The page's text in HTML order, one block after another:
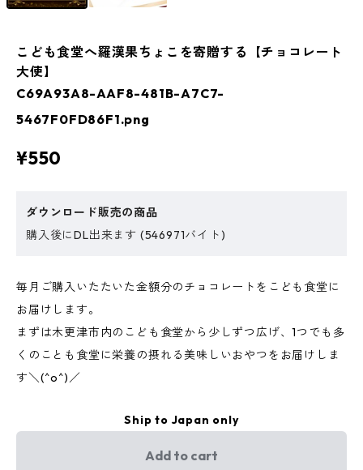
こども食堂へ羅漢果ちょこを寄贈する【チョコレート
大使】
C69A93A8-AAF8-481B-A7C7-
5467F0FD86F1.png
¥550
ダウンロード販売の商品
購入後にDL出来ます (546971バイト)
毎月ご購入いたたいた金額分のチョコレートをこども食堂に
お届けします。
まずは木更津市内のこども食堂から少しずつ広げ、1つでも多
くのことも食堂に栄養の摂れる美味しいおやつをお届けしま
す＼(^o^)／
Ship to Japan only
Add to cart